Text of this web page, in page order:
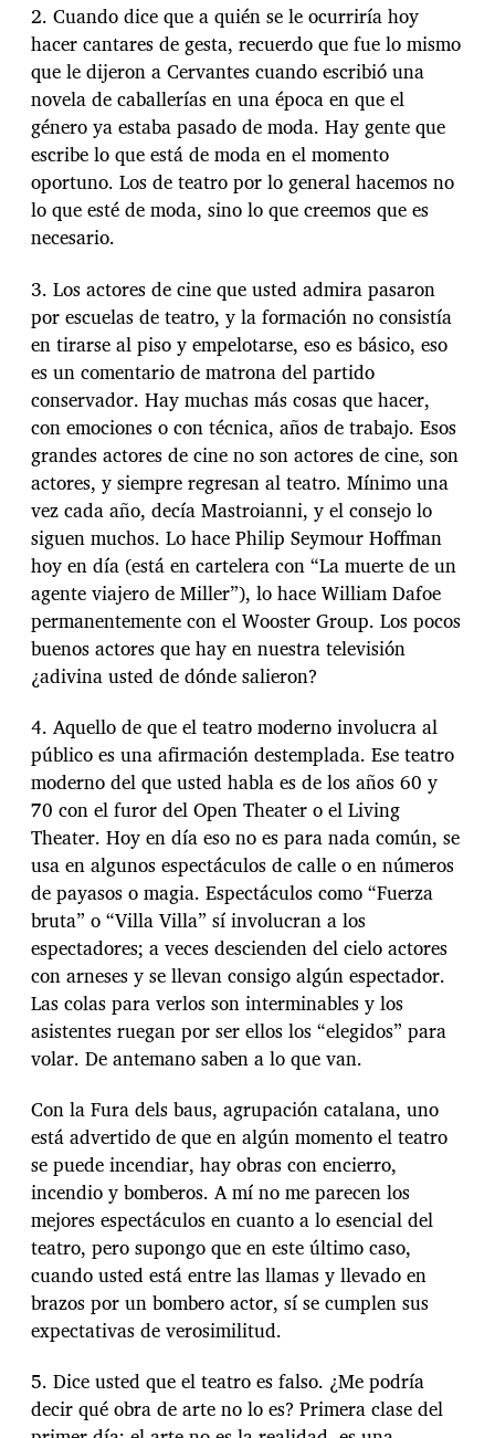
2. Cuando dice que a quién se le ocurriría hoy
hacer cantares de gesta, recuerdo que fue lo mismo
que le dijeron a Cervantes cuando escribió una
novela de caballerías en una época en que el
género ya estaba pasado de moda. Hay gente que
escribe lo que está de moda en el momento
oportuno. Los de teatro por lo general hacemos no
lo que esté de moda, sino lo que creemos que es
necesario.
3. Los actores de cine que usted admira pasaron
por escuelas de teatro, y la formación no consistía
en tirarse al piso y empelotarse, eso es básico, eso
es un comentario de matrona del partido
conservador. Hay muchas más cosas que hacer,
con emociones o con técnica, años de trabajo. Esos
grandes actores de cine no son actores de cine, son
actores, y siempre regresan al teatro. Mínimo una
vez cada año, decía Mastroianni, y el consejo lo
siguen muchos. Lo hace Philip Seymour Hoffman
hoy en día (está en cartelera con “La muerte de un
agente viajero de Miller”), lo hace William Dafoe
permanentemente con el Wooster Group. Los pocos
buenos actores que hay en nuestra televisión
¿adivina usted de dónde salieron?
4. Aquello de que el teatro moderno involucra al
público es una afirmación destemplada. Ese teatro
moderno del que usted habla es de los años 60 y
70 con el furor del Open Theater o el Living
Theater. Hoy en día eso no es para nada común, se
usa en algunos espectáculos de calle o en números
de payasos o magia. Espectáculos como “Fuerza
bruta” o “Villa Villa” sí involucran a los
espectadores; a veces descienden del cielo actores
con arneses y se llevan consigo algún espectador.
Las colas para verlos son interminables y los
asistentes ruegan por ser ellos los “elegidos” para
volar. De antemano saben a lo que van.
Con la Fura dels baus, agrupación catalana, uno
está advertido de que en algún momento el teatro
se puede incendiar, hay obras con encierro,
incendio y bomberos. A mí no me parecen los
mejores espectáculos en cuanto a lo esencial del
teatro, pero supongo que en este último caso,
cuando usted está entre las llamas y llevado en
brazos por un bombero actor, sí se cumplen sus
expectativas de verosimilitud.
5. Dice usted que el teatro es falso. ¿Me podría
decir qué obra de arte no lo es? Primera clase del